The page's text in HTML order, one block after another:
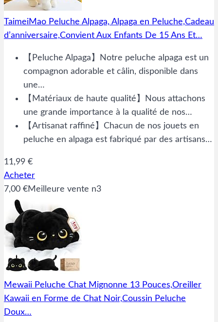
TaimeiMao Peluche Alpaga, Alpaga en Peluche,Cadeau
d’anniversaire,Convient Aux Enfants De 15 Ans Et…
【Peluche Alpaga】Notre peluche alpaga est un
compagnon adorable et câlin, disponible dans
une…
【Matériaux de haute qualité】​Nous attachons
une grande importance à la qualité de nos…
【Artisanat raffiné】Chacun de nos jouets en
peluche en alpaga est fabriqué par des artisans…
11,99 €
Acheter
7,00 €Meilleure vente n3
Mewaii Peluche Chat Mignonne 13 Pouces,Oreiller
Kawaii en Forme de Chat Noir,Coussin Peluche
Doux…